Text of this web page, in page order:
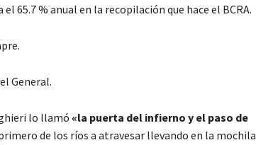
65.7 % anual en la recopilación que hace el BCRA.
General.
lo llamó «la puerta del infierno y el paso de
de los ríos a atravesar llevando en la mochila